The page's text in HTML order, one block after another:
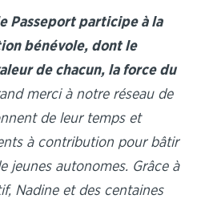
Passeport participe à la
bénévole, dont le
de chacun, la force du
merci à notre réseau de
de leur temps et
à contribution pour bâtir
jeunes autonomes. Grâce à
Nadine et des centaines